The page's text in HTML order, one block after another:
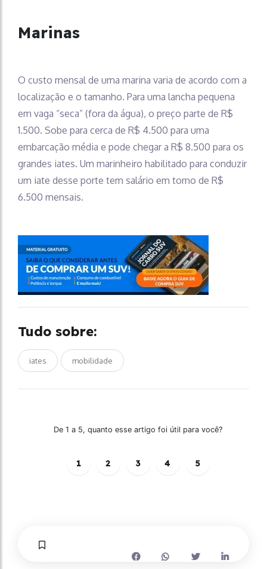
Marinas
O custo mensal de uma marina varia de acordo com a
localização e o tamanho. Para uma lancha pequena
em vaga “seca” (fora da água), o preço parte de R$
1.500. Sobe para cerca de R$ 4.500 para uma
embarcação média e pode chegar a R$ 8.500 para os
grandes iates. Um marinheiro habilitado para conduzir
um iate desse porte tem salário em torno de R$
6.500 mensais.
Tudo sobre:
iates mobilidade
De 1 a 5, quanto esse artigo foi útil para você?
1 2 3 4 5